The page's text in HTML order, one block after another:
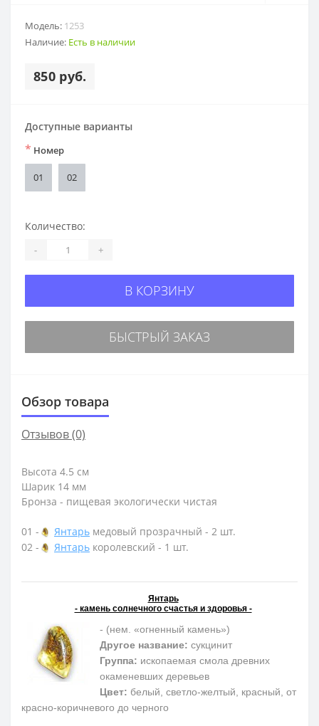
Модель: 1253
Наличие: Есть в наличии
850 руб.
Доступные варианты
* Номер
01 02
Количество:
- +
В КОРЗИНУ
БЫСТРЫЙ ЗАКАЗ
Обзор товара
Отзывов (0)
Высота 4.5 см
Шарик 14 мм
Бронза - пищевая экологически чистая
01 - Янтарь медовый прозрачный - 2 шт.
02 -
Янтарь королевский - 1 шт.
Янтарь
- камень солнечного счастья и здоровья -
- (нем. «огненный камень»)
Другое название: сукцинит
Группа: ископаемая смола древних
окаменевших деревьев
Цвет: белый, светло-желтый, красный, от
красно-коричневого до черного